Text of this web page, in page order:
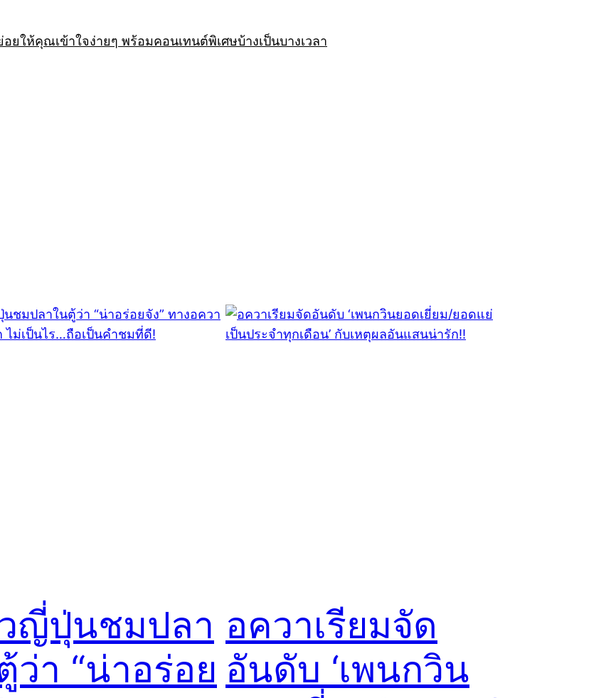
ให้คุณเข้าใจง่ายๆ พร้อมคอนเทนต์พิเศษบ้างเป็นบางเวลา
ญี่ปุ่นชมปลา
ว่า “น่าอร่อย
อควาเรียมจัด
อันดับ ‘เพนกวิน